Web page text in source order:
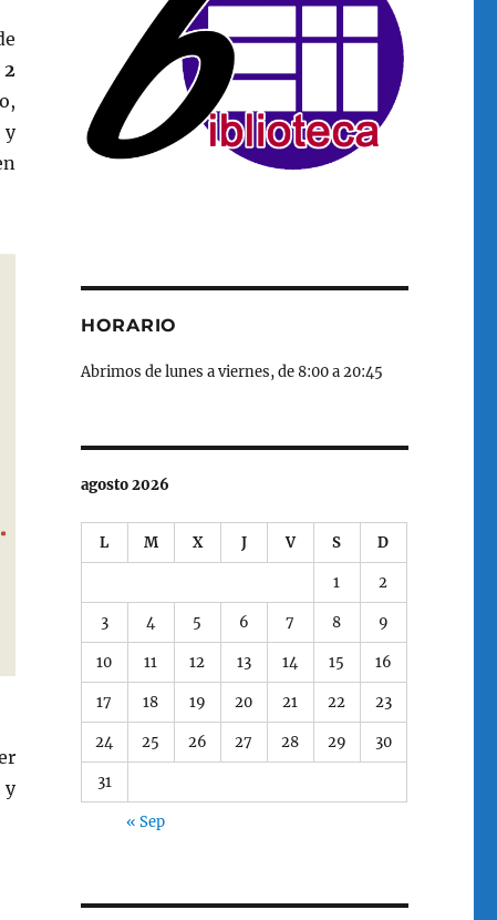
2
y
y
HORARIO
Abrimos de lunes a viernes, de 8:00 a 20:45
agosto 2026
L M X J V S D
1 2
3 4 5 6 7 8 9
10 11 12 13 14 15 16
17 18 19 20 21 22 23
24 25 26 27 28 29 30
31
« Sep